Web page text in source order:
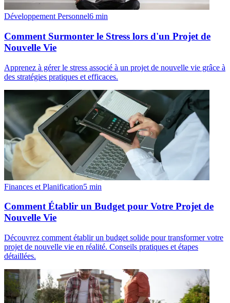
Développement Personnel6 min
Comment Surmonter le Stress lors d'un Projet de
Nouvelle Vie
Apprenez à gérer le stress associé à un projet de nouvelle vie grâce à
des stratégies pratiques et efficaces.
Finances et Planification5 min
Comment Établir un Budget pour Votre Projet de
Nouvelle Vie
Découvrez comment établir un budget solide pour transformer votre
projet de nouvelle vie en réalité. Conseils pratiques et étapes
détaillées.